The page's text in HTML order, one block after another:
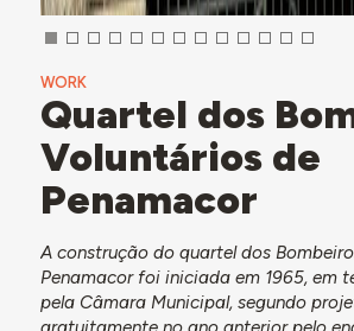
WORK
Quartel dos
Voluntários de
Penamacor
A construção do quartel dos
Penamacor foi iniciada em 1965, em
pela Câmara Municipal, segundo